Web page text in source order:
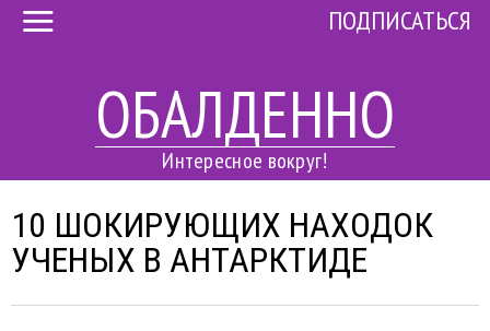
ОБАЛДЕННО
Интересное вокруг!
ПОДПИСАТЬСЯ
10 ШОКИРУЮЩИХ НАХОДОК
УЧЕНЫХ В АНТАРКТИДЕ